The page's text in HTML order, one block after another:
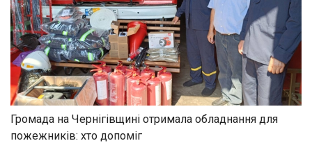
Громада на Чернігівщині отримала обладнання для
пожежників: хто допоміг